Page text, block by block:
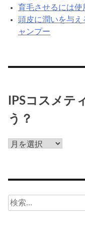
育毛させるには
頭皮に潤いを与
ャンプー
IPSコスメテ
う？
IPS
メ
ィ
検
索: